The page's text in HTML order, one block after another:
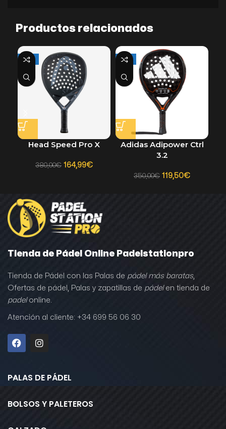
Productos relacionados
-57%
Head Speed Pro X
380,00€ 164,99€
-66%
Adidas Adipower Ctrl
3.2
350,00€ 119,50€
Tienda de Pádel Online Padelstationpro
Tienda de Pádel con las Palas de pádel más baratas,
Ofertas de pádel, Palas y zapatillas de pádelen tienda de
padelonline.
Atención al cliente: +34 699 56 06 30
PALAS DE PÁDEL
BOLSOS Y PALETEROS